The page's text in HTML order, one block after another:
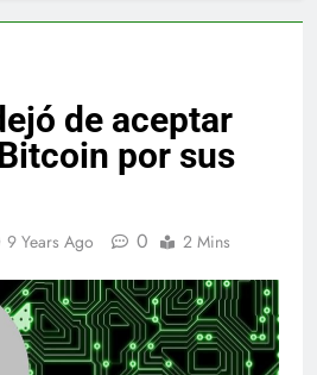
de aceptar
por sus
9 Years Ago 0 2 Mins